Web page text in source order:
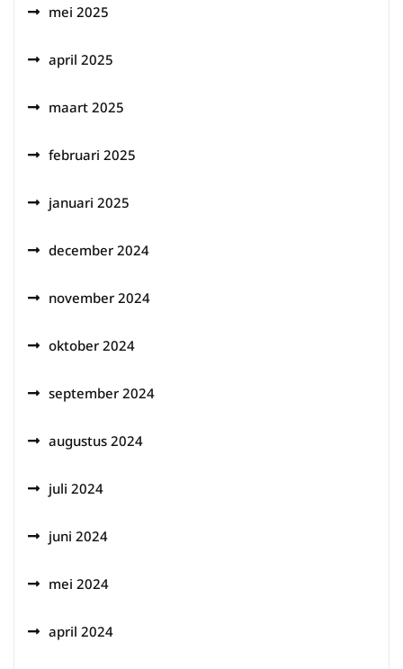
mei 2025
april 2025
maart 2025
februari 2025
januari 2025
december 2024
november 2024
oktober 2024
september 2024
augustus 2024
juli 2024
juni 2024
mei 2024
april 2024